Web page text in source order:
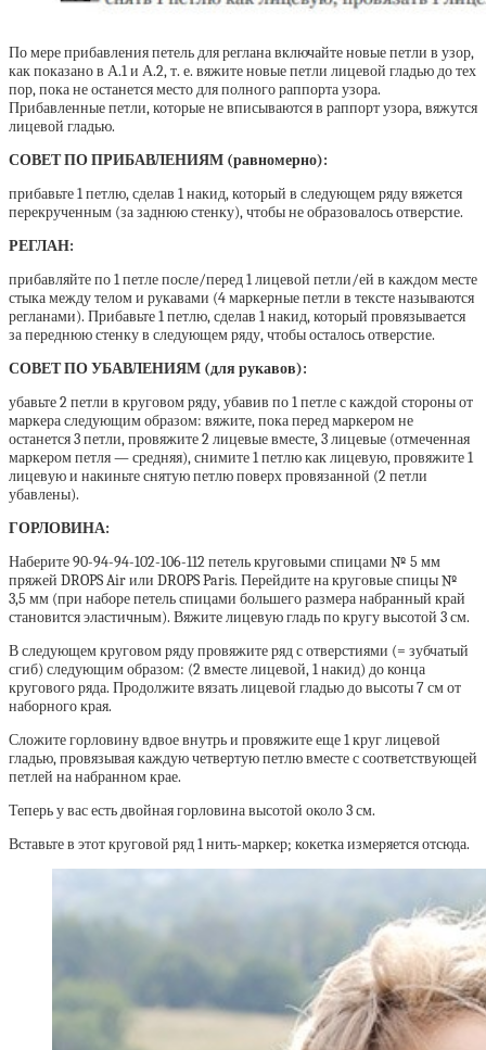
По мере прибавления петель для реглана включайте новые петли в узор,
как показано в А.1 и А.2, т. е. вяжите новые петли лицевой гладью до тех
пор, пока не останется место для полного раппорта узора.
Прибавленные петли, которые не вписываются в раппорт узора, вяжутся
лицевой гладью.
СОВЕТ ПО ПРИБАВЛЕНИЯМ (равномерно):
прибавьте 1 петлю, сделав 1 накид, который в следующем ряду вяжется
перекрученным (за заднюю стенку), чтобы не образовалось отверстие.
РЕГЛАН:
прибавляйте по 1 петле после/перед 1 лицевой петли/ей в каждом месте
стыка между телом и рукавами (4 маркерные петли в тексте называются
регланами). Прибавьте 1 петлю, сделав 1 накид, который провязывается
за переднюю стенку в следующем ряду, чтобы осталось отверстие.
СОВЕТ ПО УБАВЛЕНИЯМ (для рукавов):
убавьте 2 петли в круговом ряду, убавив по 1 петле с каждой стороны от
маркера следующим образом: вяжите, пока перед маркером не
останется 3 петли, провяжите 2 лицевые вместе, 3 лицевые (отмеченная
маркером петля — средняя), снимите 1 петлю как лицевую, провяжите 1
лицевую и накиньте снятую петлю поверх провязанной (2 петли
убавлены).
ГОРЛОВИНА:
Наберите 90-94-94-102-106-112 петель круговыми спицами № 5 мм
пряжей DROPS Air или DROPS Paris. Перейдите на круговые спицы №
3,5 мм (при наборе петель спицами большего размера набранный край
становится эластичным). Вяжите лицевую гладь по кругу высотой 3 см.
В следующем круговом ряду провяжите ряд с отверстиями (= зубчатый
сгиб) следующим образом: (2 вместе лицевой, 1 накид) до конца
кругового ряда. Продолжите вязать лицевой гладью до высоты 7 см от
наборного края.
Сложите горловину вдвое внутрь и провяжите еще 1 круг лицевой
гладью, провязывая каждую четвертую петлю вместе с соответствующей
петлей на набранном крае.
Теперь у вас есть двойная горловина высотой около 3 см.
Вставьте в этот круговой ряд 1 нить-маркер; кокетка измеряется отсюда.